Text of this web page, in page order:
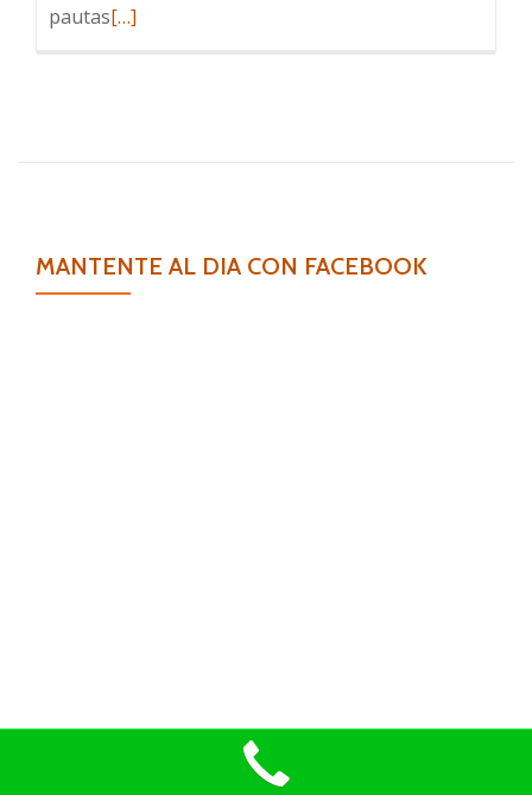
pautasLeer
a
[…]
MANTENTE AL DIA CON FACEBOOK